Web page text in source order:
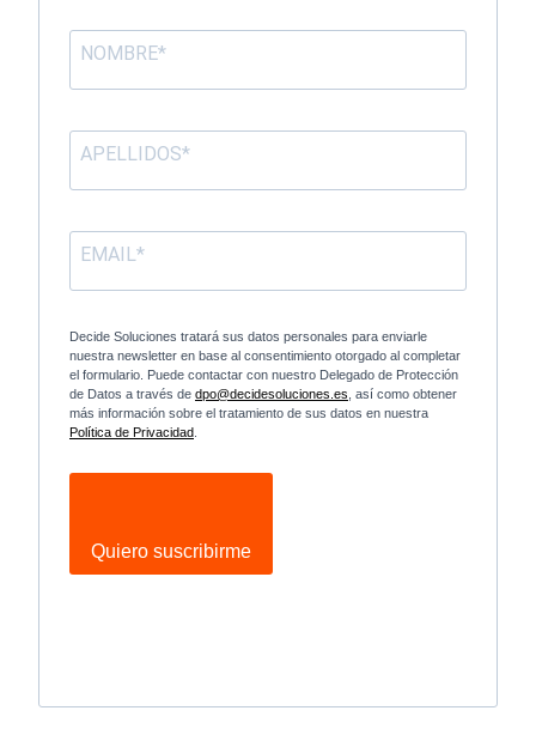
Decide Soluciones tratará sus datos personales para enviarle
nuestra newsletter en base al consentimiento otorgado al completar
el formulario. Puede contactar con nuestro Delegado de Protección
de Datos a través de dpo@decidesoluciones.es , así como obtener
más información sobre el tratamiento de sus datos en nuestra
Política de Privacidad
Quiero suscribirme